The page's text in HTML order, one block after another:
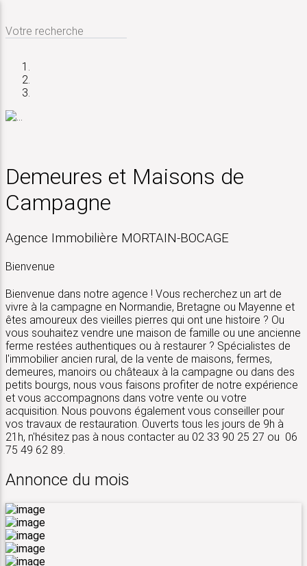
Votre recherche
Demeures et Maisons de
Campagne
Agence Immobilière MORTAIN-BOCAGE
Bienvenue
Bienvenue dans notre agence ! Vous recherchez un art de
vivre à la campagne en Normandie, Bretagne ou Mayenne et
êtes amoureux des vieilles pierres qui ont une histoire ? Ou
vous souhaitez vendre une maison de famille ou une ancienne
ferme restées authentiques ou à restaurer ? Spécialistes de
l'immobilier ancien rural, de la vente de maisons, fermes,
demeures, manoirs ou châteaux à la campagne ou dans des
petits bourgs, nous vous faisons profiter de notre expérience
et vous accompagnons dans votre vente ou votre
acquisition. Nous pouvons également vous conseiller pour
vos travaux de restauration. Ouverts tous les jours de 9h à
21h, n'hésitez pas à nous contacter au 02 33 90 25 27 ou 06
75 49 62 89.
Annonce du mois